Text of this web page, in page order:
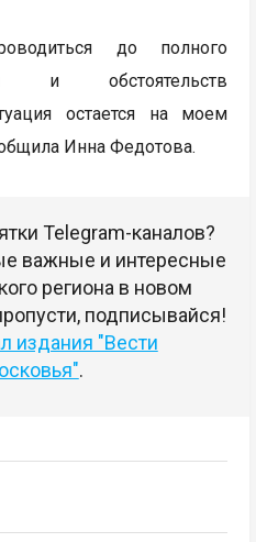
до полного
и обстоятельств
остается на моем
Инна Федотова.
Telegram-каналов?
важные и интересные
региона в новом
подписывайся!
издания "Вести
.